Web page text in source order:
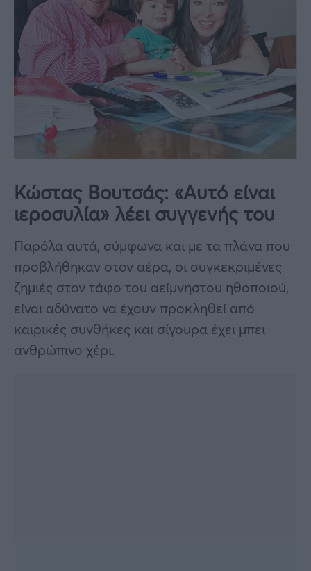
Κώστας Βουτσάς: «Αυτό είναι
ιεροσυλία» λέει συγγενής του
Παρόλα αυτά, σύμφωνα και με τα πλάνα που
προβλήθηκαν στον αέρα, οι συγκεκριμένες
ζημιές στον τάφο του αείμνηστου ηθοποιού,
είναι αδύνατο να έχουν προκληθεί από
καιρικές συνθήκες και σίγουρα έχει μπει
ανθρώπινο χέρι.